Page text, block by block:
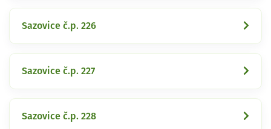
Sazovice č.p. 226
Sazovice č.p. 227
Sazovice č.p. 228